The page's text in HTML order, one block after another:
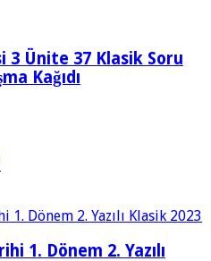
3 Ünite 37 Klasik Soru
Kağıdı
1. Dönem 2. Yazılı